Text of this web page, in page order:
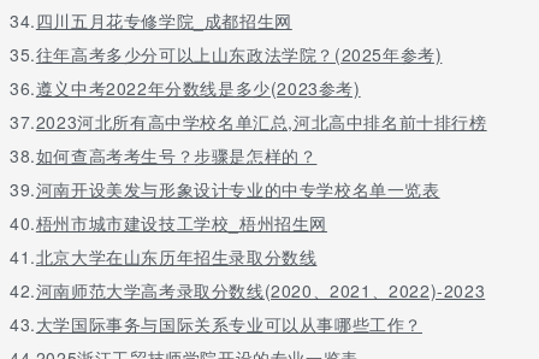
34.四川五月花专修学院_成都招生网
35.往年高考多少分可以上山东政法学院？(2025年参考)
36.遵义中考2022年分数线是多少(2023参考)
37.2023河北所有高中学校名单汇总,河北高中排名前十排行榜
38.如何查高考考生号？步骤是怎样的？
39.河南开设美发与形象设计专业的中专学校名单一览表
40.梧州市城市建设技工学校_梧州招生网
41.北京大学在山东历年招生录取分数线
42.河南师范大学高考录取分数线(2020、2021、2022)-2023
43.大学国际事务与国际关系专业可以从事哪些工作？